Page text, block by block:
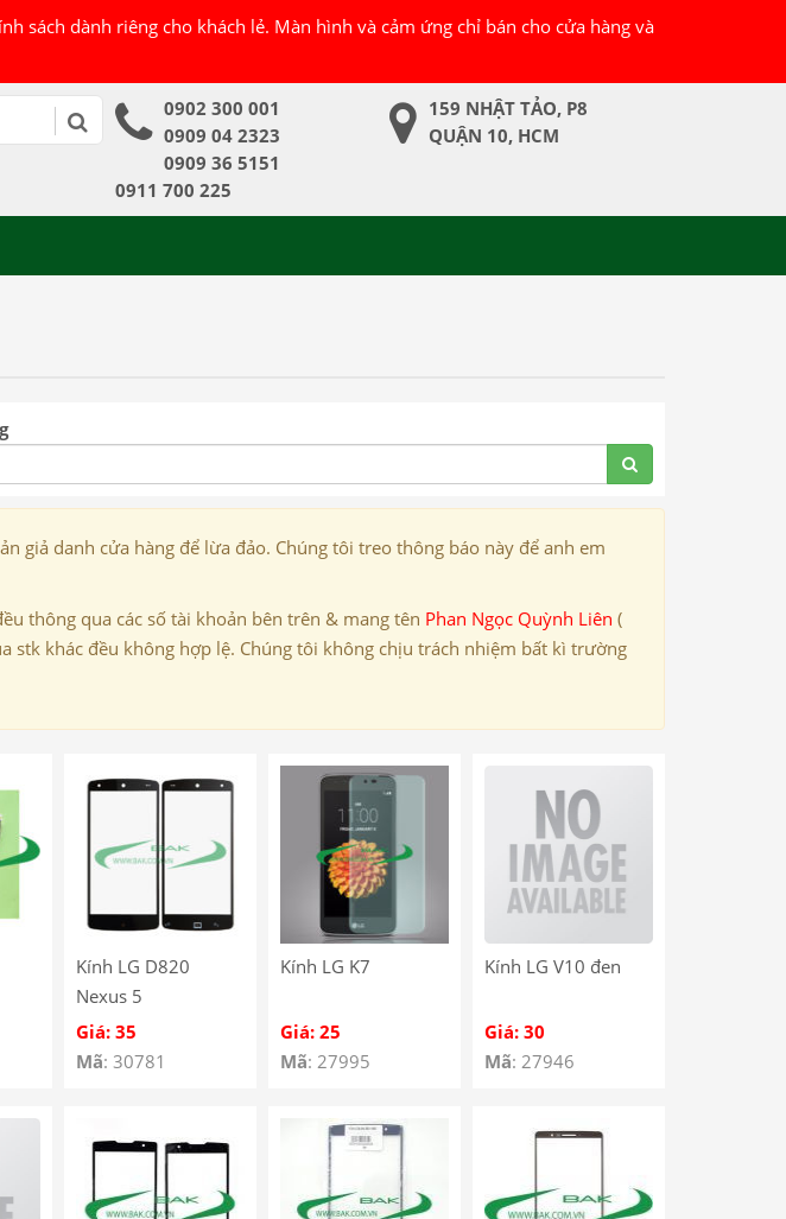
sách dành riêng cho khách lẻ. Màn hình và cảm ứng chỉ bán cho cửa hàng và
0902 300 001
0909 04 2323
0909 36 5151
0911 700 225
159 NHẬT TẢO, P8
QUẬN 10, HCM
giả danh cửa hàng để lừa đảo. Chúng tôi treo thông báo này để anh em
thông qua các số tài khoản bên trên & mang tên Phan Ngọc Quỳnh Liên (
stk khác đều không hợp lệ. Chúng tôi không chịu trách nhiệm bất kì trường
Kính LG D820
Nexus 5
Giá: 35
Mã: 30781
Kính LG K7
Giá: 25
Mã: 27995
Kính LG V10 đen
Giá: 30
Mã: 27946